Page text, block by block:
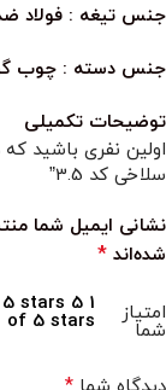
جنس تیغه : فولاد
جنس دسته : چوب
توضیحات تکمیلی
اولین نفری باشید
سلاخی کد 3.5”
نشانی ایمیل شما
شده‌اند *
امتیاز
شما
1 of 5 stars
stars 5
of 5 stars